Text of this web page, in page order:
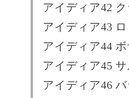
アイディア42
アイディア43
アイディア44
アイディア45
アイディア46